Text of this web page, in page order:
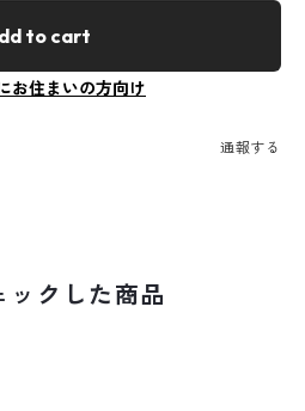
to cart
お住まいの方向け
通報する
ックした商品